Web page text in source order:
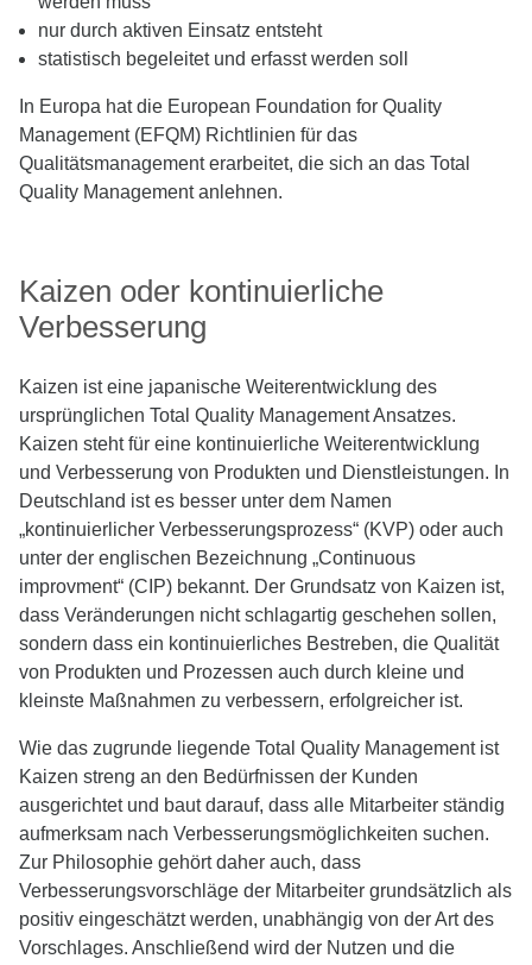
nur durch aktiven Einsatz entsteht
statistisch begeleitet und erfasst werden soll
In Europa hat die European Foundation for Quality
Management (EFQM) Richtlinien für das
Qualitätsmanagement erarbeitet, die sich an das Total
Quality Management anlehnen.
Kaizen oder kontinuierliche
Verbesserung
Kaizen ist eine japanische Weiterentwicklung des
ursprünglichen Total Quality Management Ansatzes.
Kaizen steht für eine kontinuierliche Weiterentwicklung
und Verbesserung von Produkten und Dienstleistungen. In
Deutschland ist es besser unter dem Namen
„kontinuierlicher Verbesserungsprozess“ (KVP) oder auch
unter der englischen Bezeichnung „Continuous
improvment“ (CIP) bekannt. Der Grundsatz von Kaizen ist,
dass Veränderungen nicht schlagartig geschehen sollen,
sondern dass ein kontinuierliches Bestreben, die Qualität
von Produkten und Prozessen auch durch kleine und
kleinste Maßnahmen zu verbessern, erfolgreicher ist.
Wie das zugrunde liegende Total Quality Management ist
Kaizen streng an den Bedürfnissen der Kunden
ausgerichtet und baut darauf, dass alle Mitarbeiter ständig
aufmerksam nach Verbesserungsmöglichkeiten suchen.
Zur Philosophie gehört daher auch, dass
Verbesserungsvorschläge der Mitarbeiter grundsätzlich als
positiv eingeschätzt werden, unabhängig von der Art des
Vorschlages. Anschließend wird der Nutzen und die